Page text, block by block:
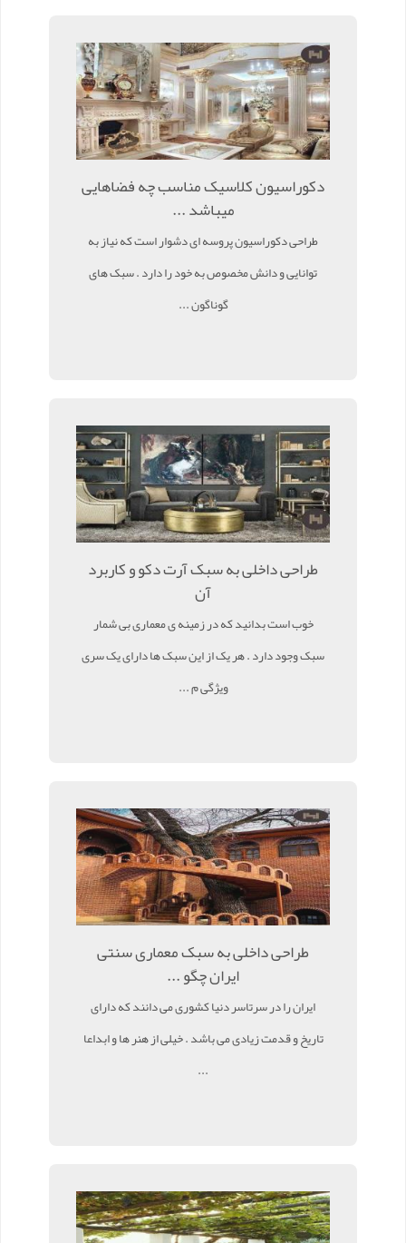
دکوراسیون کلاسیک مناسب چه فضاهایی
میباشد ...
طراحی دکوراسیون پروسه ای دشوار است که نیاز به
توانایی و دانش مخصوص به خود را دارد . سبک های
گوناگون ...
طراحی داخلی به سبک آرت دکو و کاربرد
آن
خوب است بدانید که در زمینه ی معماری بی شمار
سبک وجود دارد . هر یک از این سبک ها دارای یک سری
ویژگی م ...
طراحی داخلی به سبک معماری سنتی
ایران چگو ...
ایران را در سرتاسر دنیا کشوری می دانند که دارای
تاریخ و قدمت زیادی می باشد . خیلی از هنر ها و ابداعا
...